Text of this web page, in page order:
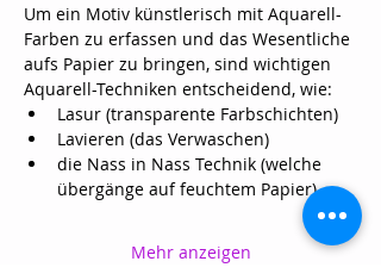
Um ein Motiv künstlerisch mit Aquarell-
Farben zu erfassen und das Wesentliche
aufs Papier zu bringen, sind wichtigen
Aquarell-Techniken entscheidend, wie:
Lasur (transparente Farbschichten)
Lavieren (das Verwaschen)
die Nass in Nass Technik (welche
übergänge auf feuchtem Papier)
Mehr anzeigen